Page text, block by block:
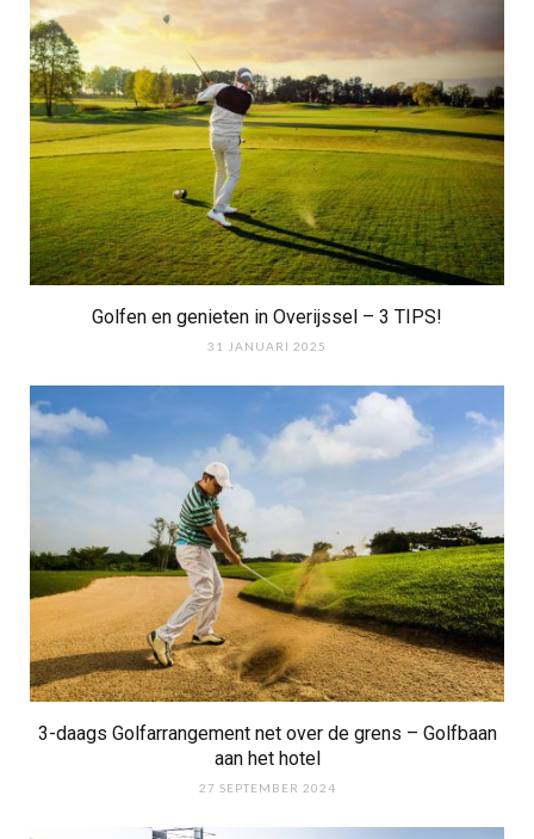
Golfen en genieten in Overijssel – 3 TIPS!
31 JANUARI 2025
3-daags Golfarrangement net over de grens – Golfbaan
aan het hotel
27 SEPTEMBER 2024